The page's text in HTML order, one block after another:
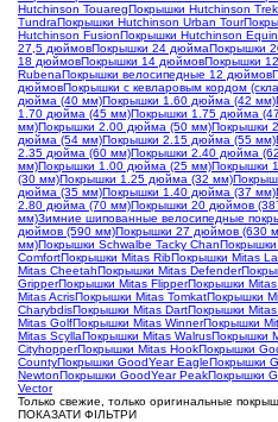
Hutchinson TouaregПокрышки Hutchinson
TundraПокрышки Hutchinson Urban Tour
Hutchinson FusionПокрышки Hutchinson
27,5 дюймовПокрышки 24 дюймаПокрышки
18 дюймовПокрышки 14 дюймовПокрышки
RubenaПокрышки велосипедные 12 дюймов
дюймовПокрышки с кевларовым кордом
дюйма (40 мм)Покрышки 1.60 дюйма (42 мм)
1.70 дюйма (45 мм)Покрышки 1.75 дюйма
мм)Покрышки 2.00 дюйма (50 мм)Покрышки
дюйма (54 мм)Покрышки 2.15 дюйма (55 мм)
2.35 дюйма (60 мм)Покрышки 2.40 дюйма
мм)Покрышки 1.00 дюйма (25 мм)Покрышки
(30 мм)Покрышки 1.25 дюйма (32 мм)
дюйма (35 мм)Покрышки 1.40 дюйма (37 мм)
2.80 дюйма (70 мм)Покрышки 20 дюймов
мм)Зимние шипованные велосипедные
дюймов (590 мм)Покрышки 27 дюймов (630
мм)Покрышки Schwalbe Tacky ChanПокрышки
ComfortПокрышки Mitas RibПокрышки Mitas
Mitas CheetahПокрышки Mitas Defender
GripperПокрышки Mitas FlipperПокрышки
Mitas AcrisПокрышки Mitas TomkatПокрышки
CharybdisПокрышки Mitas DartПокрышки
Mitas GolfПокрышки Mitas WinnerПокрышки
Mitas ScyllaПокрышки Mitas WalrusПокрышки
CityhopperПокрышки Mitas HookПокрышки
CountyПокрышки GoodYear EagleПокрышки
NewtonПокрышки GoodYear PeakПокрышки
Vector
Только свежие, только оригинальные
ПОКАЗАТИ ФІЛЬТРИ